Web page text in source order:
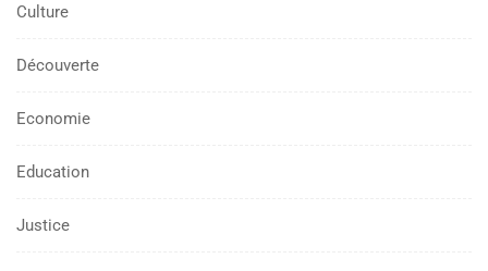
Culture
Découverte
Economie
Education
Justice